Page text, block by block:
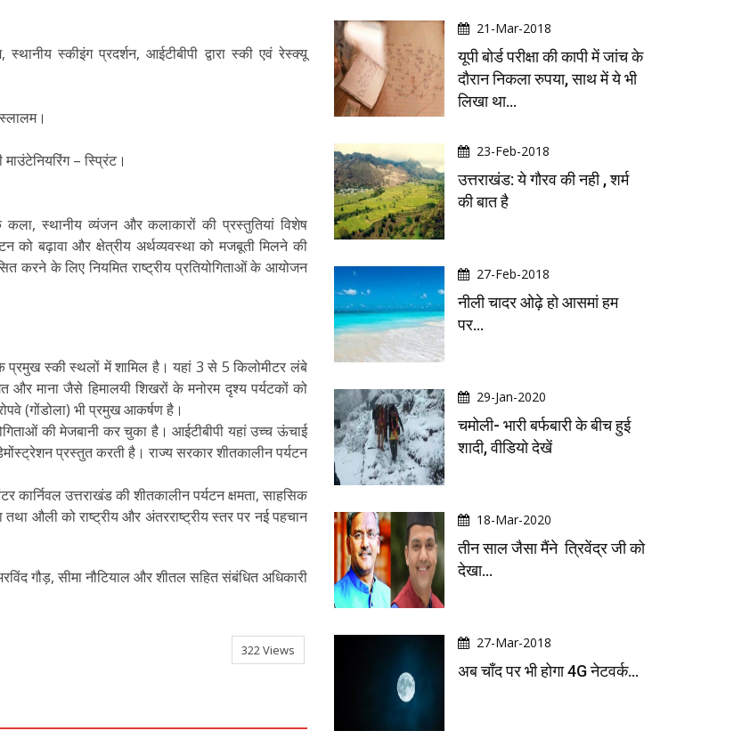
स्कीइंग प्रदर्शन, आईटीबीपी द्वारा स्की एवं रेस्क्यू
– स्प्रिंट।
स्थानीय व्यंजन और कलाकारों की प्रस्तुतियां विशेष
को बढ़ावा और क्षेत्रीय अर्थव्यवस्था को मजबूती मिलने की
करने के लिए नियमित राष्ट्रीय प्रतियोगिताओं के आयोजन
स्की स्थलों में शामिल है। यहां 3 से 5 किलोमीटर लंबे
माना जैसे हिमालयी शिखरों के मनोरम दृश्य पर्यटकों को
(गोंडोला) भी प्रमुख आकर्षण है।
की मेजबानी कर चुका है। आईटीबीपी यहां उच्च ऊंचाई
प्रस्तुत करती है। राज्य सरकार शीतकालीन पर्यटन
कार्निवल उत्तराखंड की शीतकालीन पर्यटन क्षमता, साहसिक
औली को राष्ट्रीय और अंतरराष्ट्रीय स्तर पर नई पहचान
गौड़, सीमा नौटियाल और शीतल सहित संबंधित अधिकारी
322 Views
21-Mar-2018
यूपी बोर्ड परीक्षा की कापी में जांच के
दौरान निकला रुपया, साथ में ये भी
लिखा था…
23-Feb-2018
उत्तराखंड: ये गौरव की नही , शर्म
की बात है
27-Feb-2018
नीली चादर ओढ़े हो आसमां हम
पर...
29-Jan-2020
चमोली- भारी बर्फबारी के बीच हुई
शादी, वीडियो देखें
18-Mar-2020
तीन साल जैसा मैंने त्रिवेंद्र जी को
देखा...
27-Mar-2018
अब चाँद पर भी होगा 4G नेटवर्क...